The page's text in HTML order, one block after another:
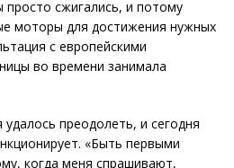
сжигались, и потому
моторы для достижения нужных
с европейскими
во времени занимала
удалось преодолеть, и сегодня
«Быть первыми
когда меня спрашивают,